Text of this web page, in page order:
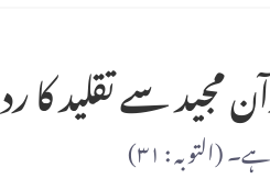
مجید سے تقلید کا رد
(التوبہ : ٣١)